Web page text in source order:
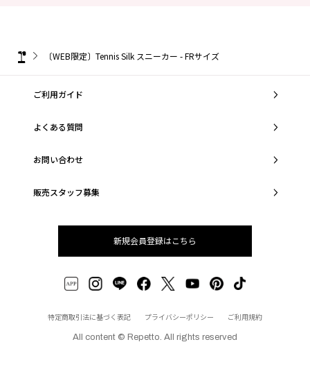
〔WEB限定〕Tennis Silk スニーカー - FRサイズ
ご利用ガイド
よくある質問
お問い合わせ
販売スタッフ募集
新規会員登録はこちら
特定商取引法に基づく表記 プライバシーポリシー ご利用規約
All content © Repetto. All rights reserved